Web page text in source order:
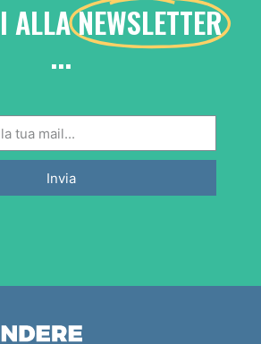
ALLANEWSLETTER
...
Invia